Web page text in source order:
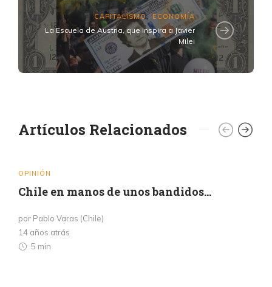
CAPITALISMO,ECONOMÍA
La Escuela de Austria, que inspira a Javier
Milei
Artículos Relacionados
OPINIÓN
Chile en manos de unos bandidos…
por Pablo Varas (Chile)
14 años atrás
5 min